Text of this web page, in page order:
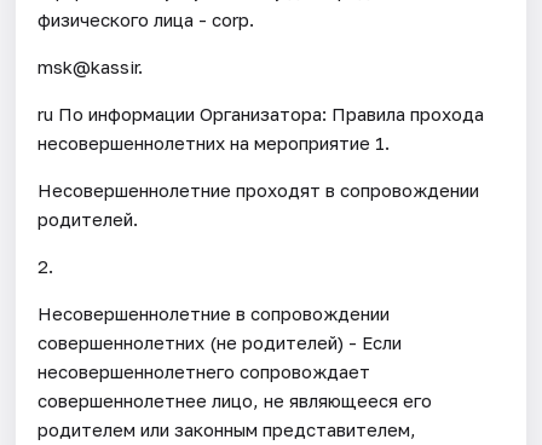
физического лица - corp.
msk@kassir.
ru По информации Организатора: Правила прохода
несовершеннолетних на мероприятие 1.
Несовершеннолетние проходят в сопровождении
родителей.
2.
Несовершеннолетние в сопровождении
совершеннолетних (не родителей) - Если
несовершеннолетнего сопровождает
совершеннолетнее лицо, не являющееся его
родителем или законным представителем,